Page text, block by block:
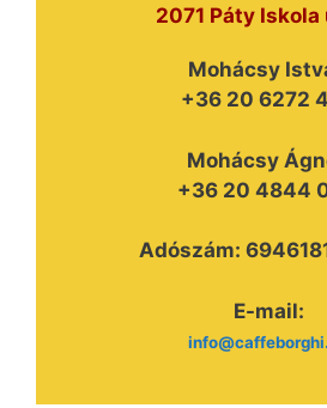
2071 Páty Iskola
Mohácsy
+36 20 6272
Mohácsy
+36 20 4844
Adószám:
E-mail: